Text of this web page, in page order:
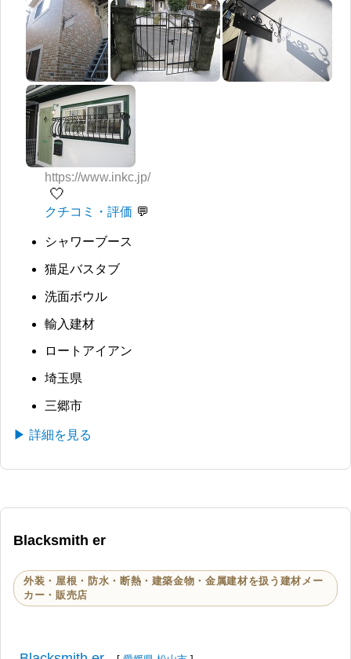
https://www.inkc.jp/
🤍
クチコミ・評価
シャワーブース
猫足バスタブ
洗面ボウル
輸入建材
ロートアイアン
埼玉県
三郷市
▶ 詳細を見る
Blacksmith er
外装・屋根・防水・断熱・建築金物・金属建材を扱う建材メー
カー・販売店